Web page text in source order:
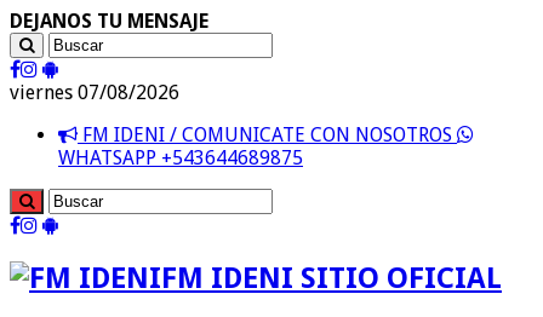
DEJANOS TU MENSAJE
viernes 07/08/2026
FM IDENI / COMUNICATE CON NOSOTROS
WHATSAPP +543644689875
FM IDENI SITIO OFICIAL